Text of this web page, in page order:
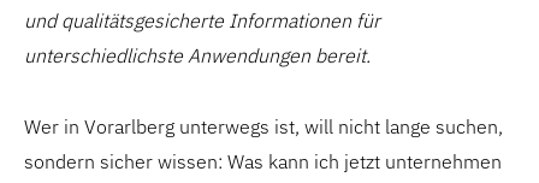
und qualitätsgesicherte Informationen für
unterschiedlichste Anwendungen bereit.
Wer in Vorarlberg unterwegs ist, will nicht lange suchen,
sondern sicher wissen: Was kann ich jetzt unternehmen